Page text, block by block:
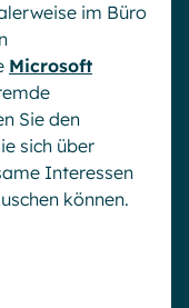
im Büro
Microsoft
Sie den
sich über
Interessen
können.